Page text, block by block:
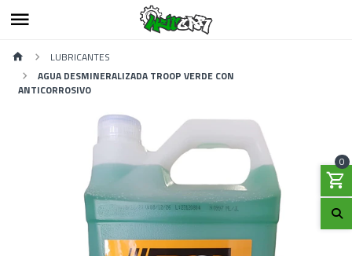
0
LUBRICANTES
AGUA DESMINERALIZADA TROOP VERDE CON
ANTICORROSIVO